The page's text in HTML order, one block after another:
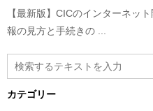
【最新版】CICのインターネッ
報の見方と手続きの ...
カテゴリー